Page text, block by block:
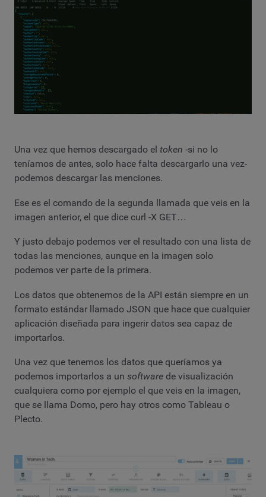
Una vez que hemos descargado el token -si no lo
teníamos de antes, solo hace falta descargarlo una vez-
podemos descargar las menciones.
Ese es el comando de la segunda llamada que veis en la
imagen anterior, el que dice curl -X GET…
Y justo debajo podemos ver el resultado con una lista de
todas las menciones, aunque en la imagen solo
podemos ver parte de la primera.
Los datos que obtenemos de la API están siempre en un
formato estándar llamado JSON que hace que cualquier
aplicación diseñada para ingerir datos sea capaz de
importarlos.
Una vez que tenemos los datos que queríamos ya
podemos importarlos a un software de visualización
cualquiera como por ejemplo el que veis en la imagen,
que se llama Domo, pero hay otros como Tableau o
Plecto.